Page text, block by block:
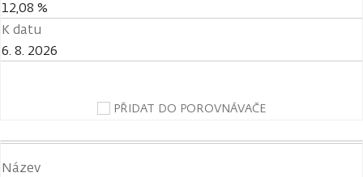
12,08 %
K datu
6. 8. 2026
PŘIDAT DO POROVNÁVAČE
Název